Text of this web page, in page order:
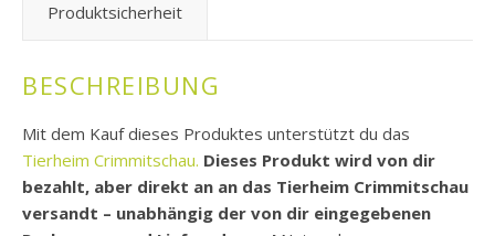
Produktsicherheit
BESCHREIBUNG
Mit dem Kauf dieses Produktes unterstützt du das
Tierheim Crimmitschau. Dieses Produkt wird von dir
bezahlt, aber direkt an an das Tierheim Crimmitschau
versandt – unabhängig der von dir eingegebenen